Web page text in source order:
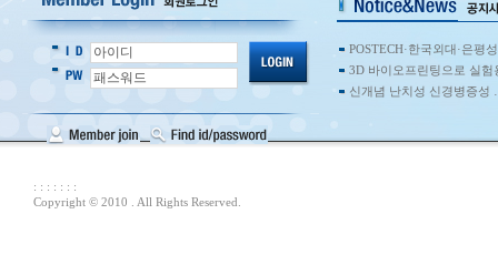
POSTECH·한국외대·은평
3D 바이오프린팅으로 실
신개념 난치성 신경병증성
: : : : : : :
Copyright © 2010 . All Rights Reserved.